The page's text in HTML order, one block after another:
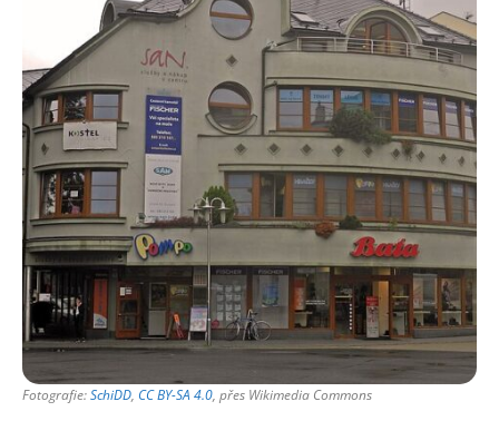
Fotografie:SchiDD, CC BY-SA 4.0, přes Wikimedia Commons